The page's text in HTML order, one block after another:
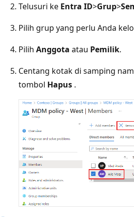
Telusuri ke Entra ID>Grup>
Pilih grup yang perlu Anda
Pilih Anggota atau Pemilik.
Centang kotak di samping
tombol Hapus .